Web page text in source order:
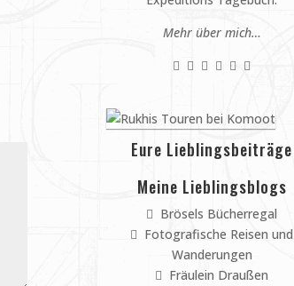
Mehr über mich…
Eure Lieblingsbeiträge
Meine Lieblingsblogs
Brösels Bücherregal
Fotografische Reisen und
Wanderungen
Fräulein Draußen